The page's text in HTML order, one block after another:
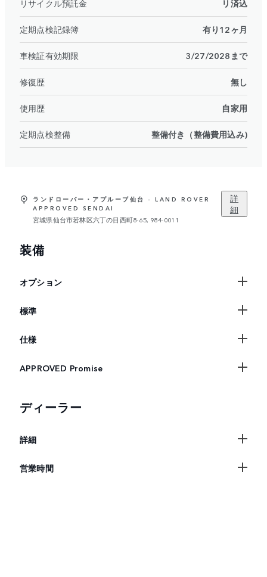
リサイクル預託金 リ済込
定期点検記録簿 有り12ヶ月
車検証有効期限 3/27/2028まで
修復歴 無し
使用歴 自家用
定期点検整備 整備付き（整備費用込み)
ランドローバー・アプルーブ仙台 - LAND ROVER
APPROVED SENDAI
宮城県仙台市若林区六丁の目西町8-65, 984-0011
詳
細
装備
オプション
標準
仕様
APPROVED Promise
ディーラー
詳細
営業時間